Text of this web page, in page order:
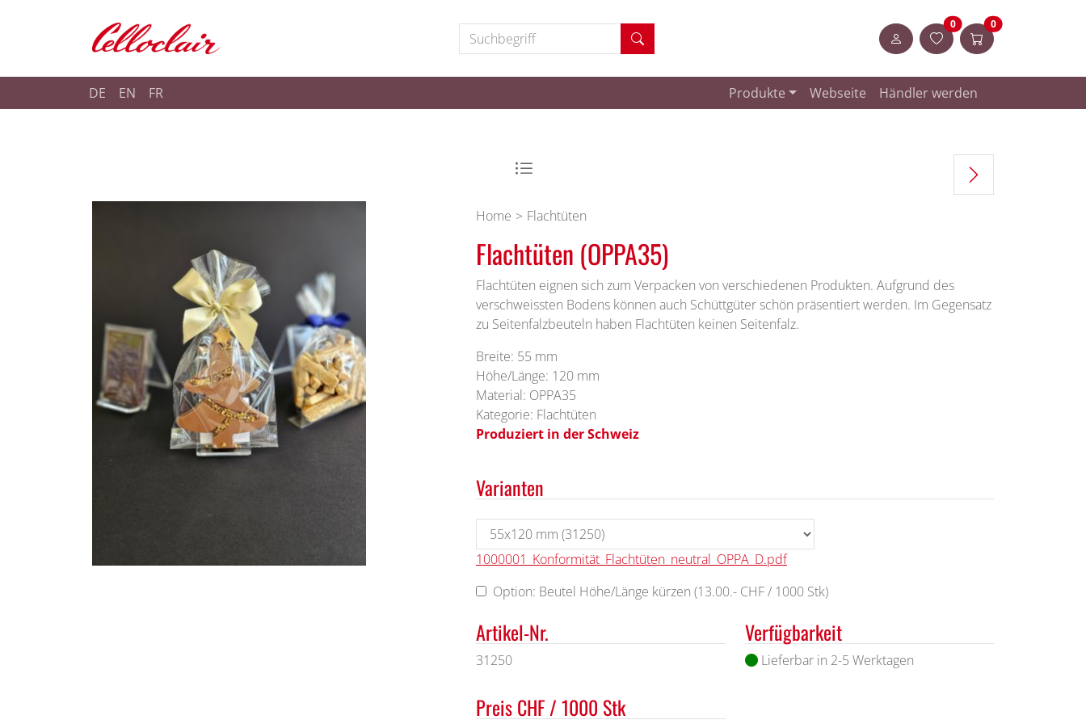
Shop Celloclair Suchbegriff Anmelden
0Artikel in der Merkliste
0Artikel im
DE EN FR Produkte Webseite Händler werden
Home Flachtüten
Flachtüten (OPPA35)
Flachtüten eignen sich zum Verpacken von verschiedenen Produkten. Aufgrund des
verschweissten Bodens können auch Schüttgüter schön präsentiert werden. Im Gegensatz
zu Seitenfalzbeuteln haben Flachtüten keinen Seitenfalz.
Breite: 55 mm
Höhe/Länge: 120 mm
Material: OPPA35
Kategorie: Flachtüten
Produziert in der Schweiz
Varianten
1000001_Konformität_Flachtüten_neutral_OPPA_D.pdf
Option: Beutel Höhe/Länge kürzen (13.00.- CHF / 1000 Stk)
Artikel-Nr.
31250
Verfügbarkeit
Lieferbar in 2-5 Werktagen
Preis CHF / 1000 Stk